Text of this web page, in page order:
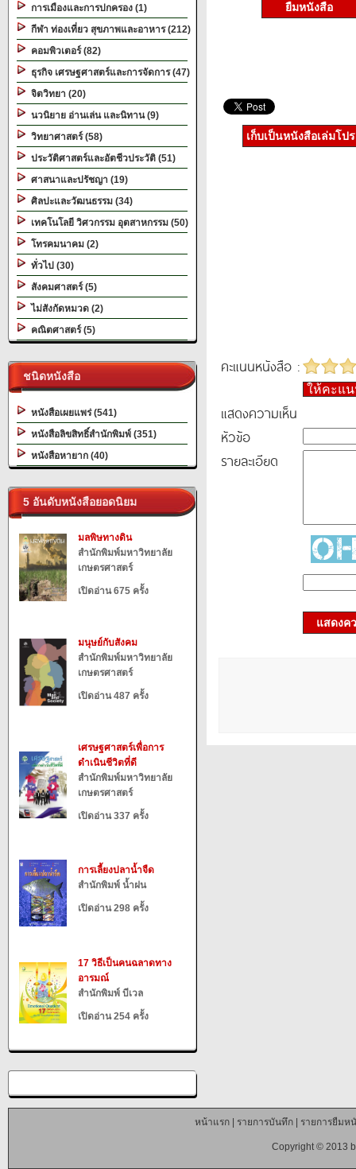
การเมืองและการปกครอง (1)
กีฬา ท่องเที่ยว สุขภาพและอาหาร (212)
คอมพิวเตอร์ (82)
ธุรกิจ เศรษฐศาสตร์และการจัดการ (47)
จิตวิทยา (20)
นวนิยาย อ่านเล่น และนิทาน (9)
วิทยาศาสตร์ (58)
ประวัติศาสตร์และอัตชีวประวัติ (51)
ศาสนาและปรัชญา (19)
ศิลปะและวัฒนธรรม (34)
เทคโนโลยี วิศวกรรม อุตสาหกรรม (50)
โทรคมนาคม (2)
ทั่วไป (30)
สังคมศาสตร์ (5)
ไม่สังกัดหมวด (2)
คณิตศาสตร์ (5)
ชนิดหนังสือ
หนังสือเผยแพร่ (541)
หนังสือลิขสิทธิ์สำนักพิมพ์ (351)
หนังสือหายาก (40)
5 อันดับหนังสือยอดนิยม
มลพิษทางดิน
สำนักพิมพ์มหาวิทยาลัย
เกษตรศาสตร์
เปิดอ่าน 675 ครั้ง
มนุษย์กับสังคม
สำนักพิมพ์มหาวิทยาลัย
เกษตรศาสตร์
เปิดอ่าน 487 ครั้ง
เศรษฐศาสตร์เพื่อการ
ดำเนินชีวิตที่ดี
สำนักพิมพ์มหาวิทยาลัย
เกษตรศาสตร์
เปิดอ่าน 337 ครั้ง
การเลี้ยงปลาน้ำจืด
สำนักพิมพ์ น้ำฝน
เปิดอ่าน 298 ครั้ง
17 วิธีเป็นคนฉลาดทาง
อารมณ์
สำนักพิมพ์ บีเวล
เปิดอ่าน 254 ครั้ง
ยืมหนังสือ
เก็บเป็นหนังสือเล่มโป
คะแนนหนังสือ :
ให้คะแ
แสดงความเห็น
หัวข้อ
รายละเอียด
แสดงค
หน้าแรก| รายการบันทึก| รายการยืมห
Copyright © 2013